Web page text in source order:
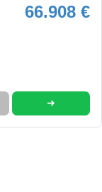
66.908 €
➜